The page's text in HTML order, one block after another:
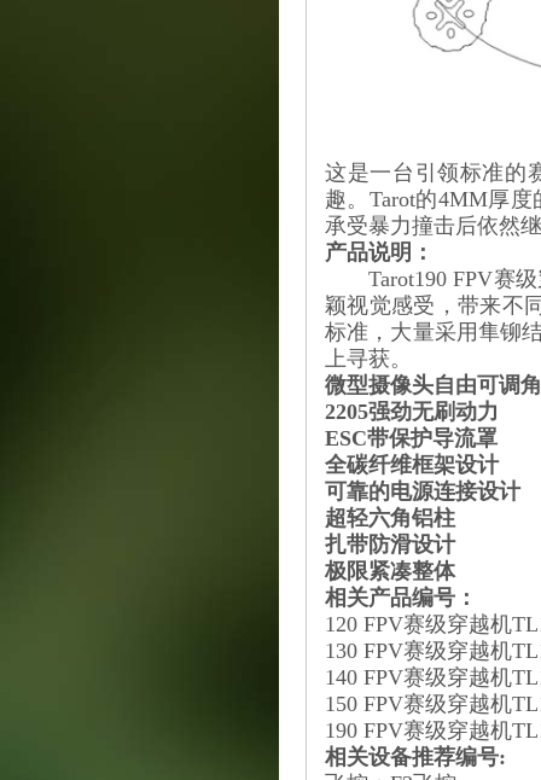
这是一台引领标准的
趣。Tarot的4MM厚
承受暴力撞击后依然
产品说明：
Tarot190 FPV赛级
颖视觉感受，带来不
标准，大量采用隼铆
上寻获。
微型摄像头自由可调
2205强劲无刷动力
ESC带保护导流罩
全碳纤维框架设计
可靠的电源连接设计
超轻六角铝柱
扎带防滑设计
极限紧凑整体
相关产品编号：
120 FPV赛级穿越机
130 FPV赛级穿越机
140 FPV赛级穿越机
150 FPV赛级穿越机
190 FPV赛级穿越机
相关设备推荐编号: